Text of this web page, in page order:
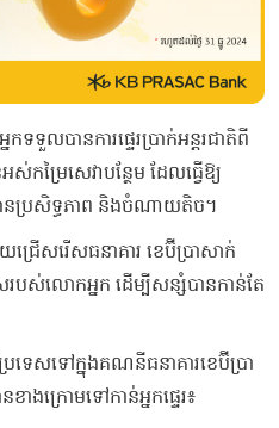
ទទួលបានការផ្ទេរប្រាក់អន្តរជាតិពី
រៃសេវាបន្ថែម ដែលធ្វើឱ្យ
ានប្រសិទ្ធភាព និងចំណាយតិច។
ើសរើសធនាគារ ខេប៊ីប្រាសាក់
បស់លោកអ្នក ដើម្បីសន្សំបានកាន់តែ
រទេសទៅក្នុងគណនីធនាគារខេប៊ីប្រា
ងក្រោមទៅកាន់អ្នកផ្ទេរ៖